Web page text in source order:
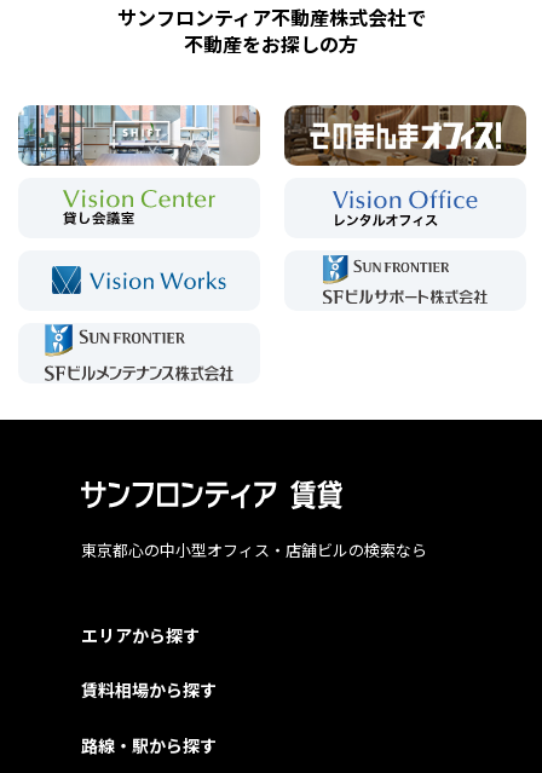
サンフロンティア不動産株式会社で
不動産をお探しの方
東京都心の中小型オフィス・店舗ビルの検索なら
エリアから探す
賃料相場から探す
路線・駅から探す